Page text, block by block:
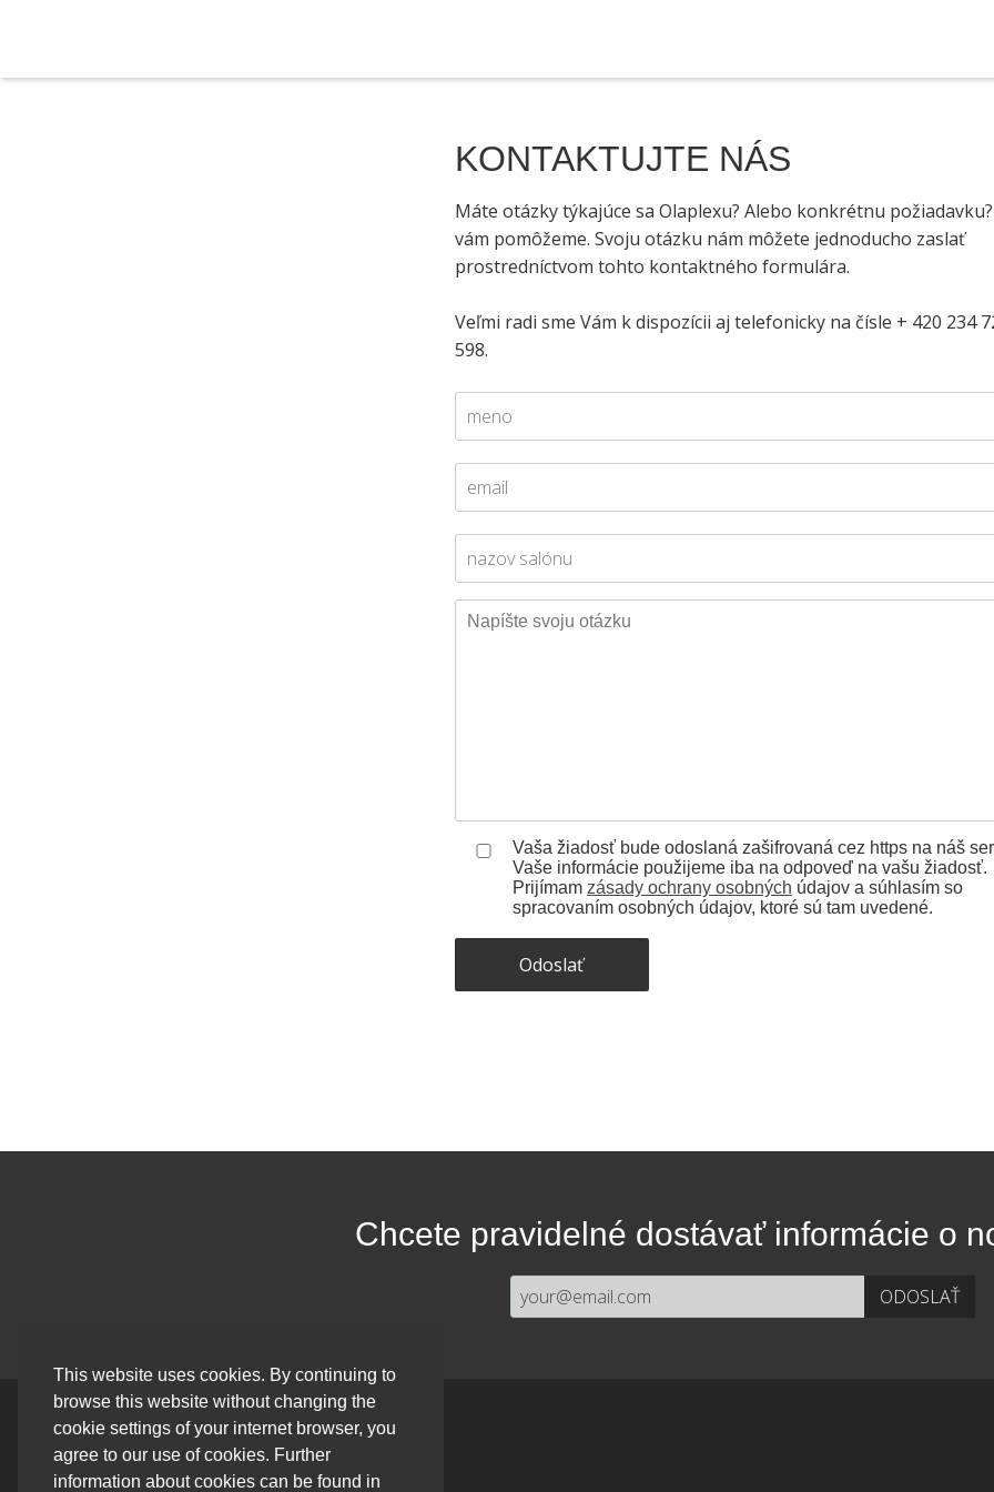
This website uses cookies. By continuing to
browse this website without changing the
cookie settings of your internet browser, you
agree to our use of cookies. Further
information about cookies can be found in
KONTAKTUJTE NÁS
Máte otázky týkajúce sa Olaplexu? Alebo konkrétnu požiadavku?
vám pomôžeme. Svoju otázku nám môžete jednoducho zaslať
prostredníctvom tohto kontaktného formulára.
Veľmi radi sme Vám k dispozícii aj telefonicky na čísle + 420 234
598.
Vaša žiadosť bude odoslaná zašifrovaná cez https na náš
Vaše informácie použijeme iba na odpoveď na vašu žiadosť.
Prijímam zásady ochrany osobných údajov a súhlasím so
spracovaním osobných údajov, ktoré sú tam uvedené.
Odoslať
Chcete pravidelné dostávať informácie o
Made with love in California